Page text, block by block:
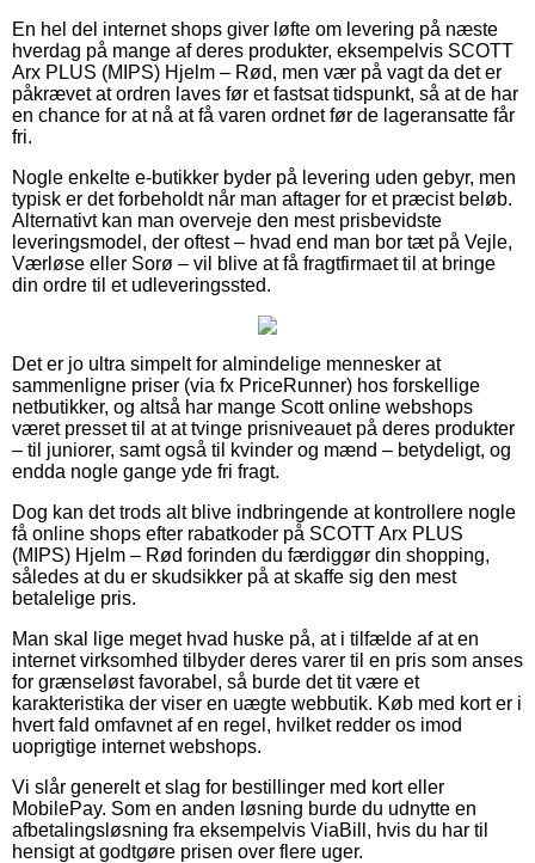
En hel del internet shops giver løfte om levering på næste
hverdag på mange af deres produkter, eksempelvis SCOTT
Arx PLUS (MIPS) Hjelm – Rød, men vær på vagt da det er
påkrævet at ordren laves før et fastsat tidspunkt, så at de har
en chance for at nå at få varen ordnet før de lageransatte får
fri.
Nogle enkelte e-butikker byder på levering uden gebyr, men
typisk er det forbeholdt når man aftager for et præcist beløb.
Alternativt kan man overveje den mest prisbevidste
leveringsmodel, der oftest – hvad end man bor tæt på Vejle,
Værløse eller Sorø – vil blive at få fragtfirmaet til at bringe
din ordre til et udleveringssted.
Det er jo ultra simpelt for almindelige mennesker at
sammenligne priser (via fx PriceRunner) hos forskellige
netbutikker, og altså har mange Scott online webshops
været presset til at at tvinge prisniveauet på deres produkter
– til juniorer, samt også til kvinder og mænd – betydeligt, og
endda nogle gange yde fri fragt.
Dog kan det trods alt blive indbringende at kontrollere nogle
få online shops efter rabatkoder på SCOTT Arx PLUS
(MIPS) Hjelm – Rød forinden du færdiggør din shopping,
således at du er skudsikker på at skaffe sig den mest
betalelige pris.
Man skal lige meget hvad huske på, at i tilfælde af at en
internet virksomhed tilbyder deres varer til en pris som anses
for grænseløst favorabel, så burde det tit være et
karakteristika der viser en uægte webbutik. Køb med kort er i
hvert fald omfavnet af en regel, hvilket redder os imod
uoprigtige internet webshops.
Vi slår generelt et slag for bestillinger med kort eller
MobilePay. Som en anden løsning burde du udnytte en
afbetalingsløsning fra eksempelvis ViaBill, hvis du har til
hensigt at godtgøre prisen over flere uger.